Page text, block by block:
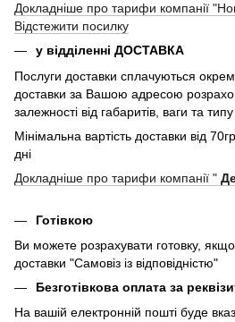
Докладніше про тарифи компанії
Відстежити посилку
у відділенні ДОСТАВКА
Послуги доставки сплачуються
доставки за Вашою адресою
залежності від габаритів, ваги та
Мінімальна вартість доставки від
дні
Докладніше про тарифи компанії "
Готівкою
Ви можете розрахувати готовку,
доставки "Самовіз із відповідністю"
Безготівкова оплата за
На вашій електронній пошті буде